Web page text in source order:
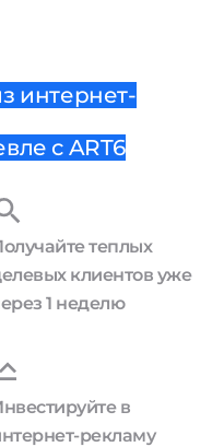
интернет-
с ART6
теплых
клиентов уже
1 неделю
в
рекламу